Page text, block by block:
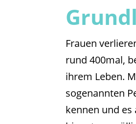
Frauen
rund 400mal,
ihrem Leben.
sogenannten
kennen und es